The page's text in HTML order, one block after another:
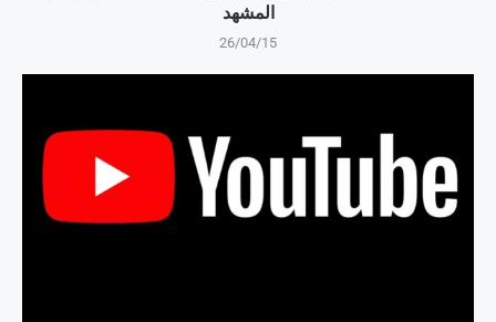
المشهد
26/04/15